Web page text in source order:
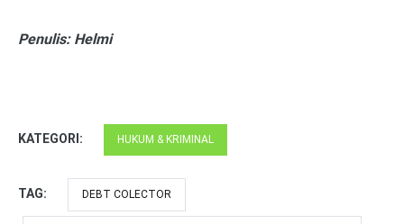
Penulis: Helmi
KATEGORI: HUKUM & KRIMINAL
TAG: DEBT COLECTOR